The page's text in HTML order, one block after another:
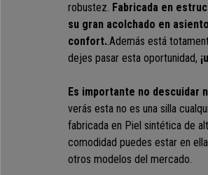
robustez. Fabricada en
su gran acolchado en
confort..Además está
dejes pasar esta oportunidad,
Es importante no descuidar
verás esta no es una silla
fabricada en Piel sintética de
comodidad puedes estar en
otros modelos del mercado.